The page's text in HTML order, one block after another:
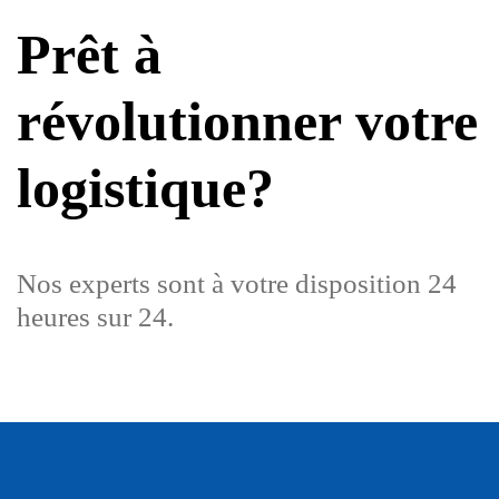
Prêt à
révolutionner votre
logistique?
Nos experts sont à votre disposition 24
heures sur 24.